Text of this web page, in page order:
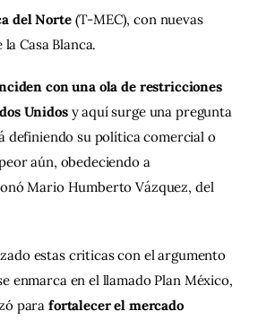
del Norte (T-MEC), con nuevas
Casa Blanca.
con una ola de restricciones
Unidos y aquí surge una pregunta
definiendo su política comercial o
aún, obedeciendo a
Mario Humberto Vázquez, del
estas criticas con el argumento
enmarca en el llamado Plan México,
para fortalecer el mercado